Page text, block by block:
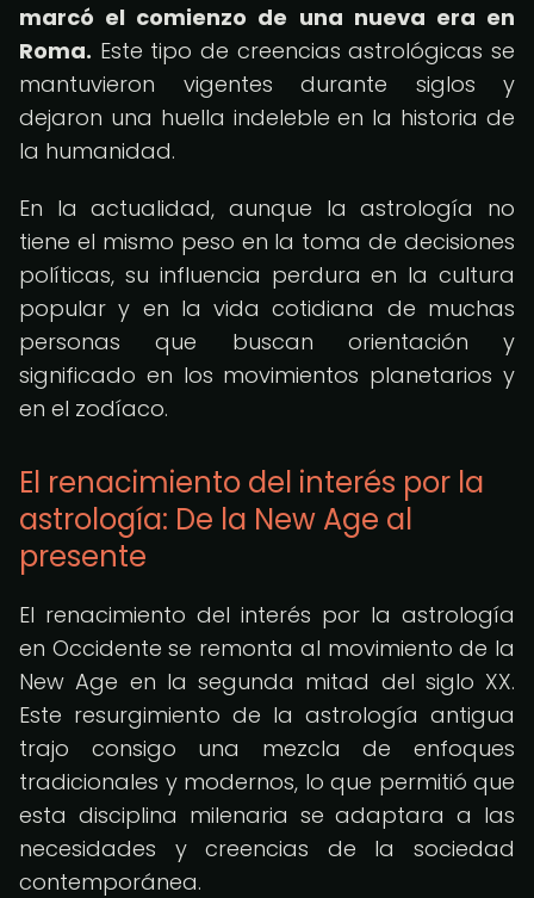
marcó el comienzo de una nueva era en
Roma. Este tipo de creencias astrológicas se
mantuvieron vigentes durante siglos y
dejaron una huella indeleble en la historia de
la humanidad.
En la actualidad, aunque la astrología no
tiene el mismo peso en la toma de decisiones
políticas, su influencia perdura en la cultura
popular y en la vida cotidiana de muchas
personas que buscan orientación y
significado en los movimientos planetarios y
en el zodíaco.
El renacimiento del interés por la
astrología: De la New Age al
presente
El renacimiento del interés por la astrología
en Occidente se remonta al movimiento de la
New Age en la segunda mitad del siglo XX.
Este resurgimiento de la astrología antigua
trajo consigo una mezcla de enfoques
tradicionales y modernos, lo que permitió que
esta disciplina milenaria se adaptara a las
necesidades y creencias de la sociedad
contemporánea.